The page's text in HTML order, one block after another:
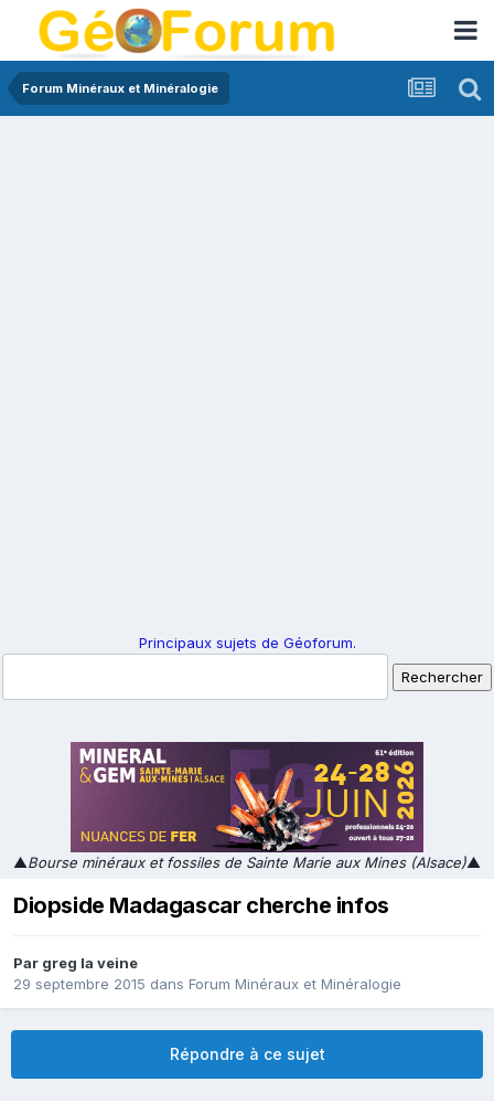
Forum Minéraux et Minéralogie
Principaux sujets de Géoforum.
▲Bourse minéraux et fossiles de Sainte Marie aux Mines (Alsace)▲
Diopside Madagascar cherche infos
Par greg la veine
29 septembre 2015 dans Forum Minéraux et Minéralogie
Répondre à ce sujet